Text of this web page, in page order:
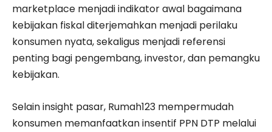
marketplace menjadi indikator awal bagaimana
kebijakan fiskal diterjemahkan menjadi perilaku
konsumen nyata, sekaligus menjadi referensi
penting bagi pengembang, investor, dan pemangku
kebijakan.
Selain insight pasar, Rumah123 mempermudah
konsumen memanfaatkan insentif PPN DTP melalui